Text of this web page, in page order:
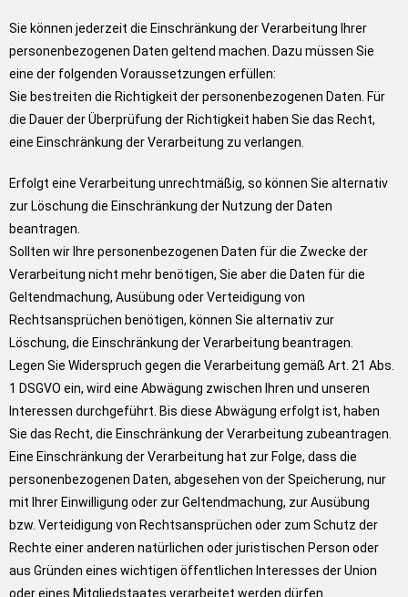
Sie können jederzeit die Einschränkung der Verarbeitung Ihrer
personenbezogenen Daten geltend machen. Dazu müssen Sie
eine der folgenden Voraussetzungen erfüllen:
Sie bestreiten die Richtigkeit der personenbezogenen Daten. Für
die Dauer der Überprüfung der Richtigkeit haben Sie das Recht,
eine Einschränkung der Verarbeitung zu verlangen.
Erfolgt eine Verarbeitung unrechtmäßig, so können Sie alternativ
zur Löschung die Einschränkung der Nutzung der Daten
beantragen.
Sollten wir Ihre personenbezogenen Daten für die Zwecke der
Verarbeitung nicht mehr benötigen, Sie aber die Daten für die
Geltendmachung, Ausübung oder Verteidigung von
Rechtsansprüchen benötigen, können Sie alternativ zur
Löschung, die Einschränkung der Verarbeitung beantragen.
Legen Sie Widerspruch gegen die Verarbeitung gemäß Art. 21 Abs.
1 DSGVO ein, wird eine Abwägung zwischen Ihren und unseren
Interessen durchgeführt. Bis diese Abwägung erfolgt ist, haben
Sie das Recht, die Einschränkung der Verarbeitung zubeantragen.
Eine Einschränkung der Verarbeitung hat zur Folge, dass die
personenbezogenen Daten, abgesehen von der Speicherung, nur
mit Ihrer Einwilligung oder zur Geltendmachung, zur Ausübung
bzw. Verteidigung von Rechtsansprüchen oder zum Schutz der
Rechte einer anderen natürlichen oder juristischen Person oder
aus Gründen eines wichtigen öffentlichen Interesses der Union
oder eines Mitgliedstaates verarbeitet werden dürfen.